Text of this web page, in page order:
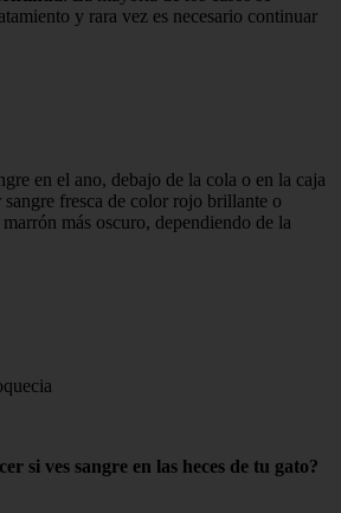
y rara vez es necesario continuar
en el ano, debajo de la cola o en la caja
sangre fresca de color rojo brillante o
más oscuro, dependiendo de la
si ves sangre en las heces de tu gato?